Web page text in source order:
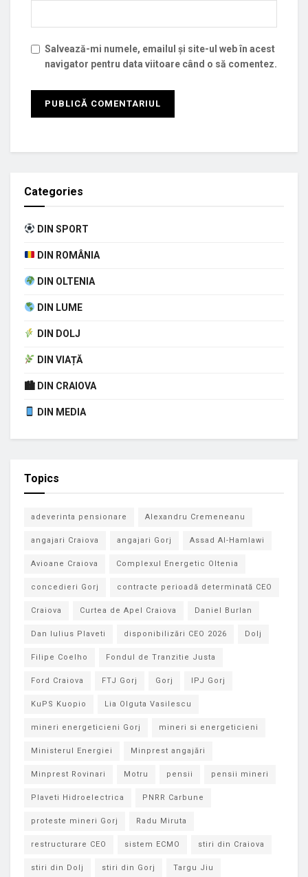
Salvează-mi numele, emailul și site-ul web în acest
navigator pentru data viitoare când o să comentez.
Categories
DIN SPORT
DIN ROMÂNIA
DIN OLTENIA
DIN LUME
DIN DOLJ
DIN VIAȚĂ
🏙 DIN CRAIOVA
DIN MEDIA
Topics
adeverinta pensionare Alexandru Cremeneanu
angajari Craiova angajari Gorj Assad Al-Hamlawi
Avioane Craiova Complexul Energetic Oltenia
concedieri Gorj contracte perioadă determinată CEO
Craiova Curtea de Apel Craiova Daniel Burlan
Dan Iulius Plaveti disponibilizări CEO 2026 Dolj
Filipe Coelho Fondul de Tranzitie Justa
Ford Craiova FTJ Gorj Gorj IPJ Gorj
KuPS Kuopio Lia Olguta Vasilescu
mineri energeticieni Gorj mineri si energeticieni
Ministerul Energiei Minprest angajări
Minprest Rovinari Motru pensii pensii mineri
Plaveti Hidroelectrica PNRR Carbune
proteste mineri Gorj Radu Miruta
restructurare CEO sistem ECMO stiri din Craiova
stiri din Dolj stiri din Gorj Targu Jiu